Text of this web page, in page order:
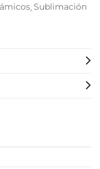
Sublimación